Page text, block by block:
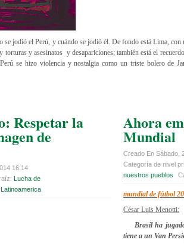
se jodió el Perú, y cuándo se jodió él. De fondo está Lima, con
y asesinatos y desapariciones; también está el
se hizo violencia y nostalgia como un triste bolero de
Respetar la
de
16:14
Lucha de
Latinoamerica
Ahora
Mundial
Creado En Sábado,
Categoría de nivel
nuestros pueblos
mundial de fútbol
César Luis Menotti:
Brasil ha
tiene a un Van